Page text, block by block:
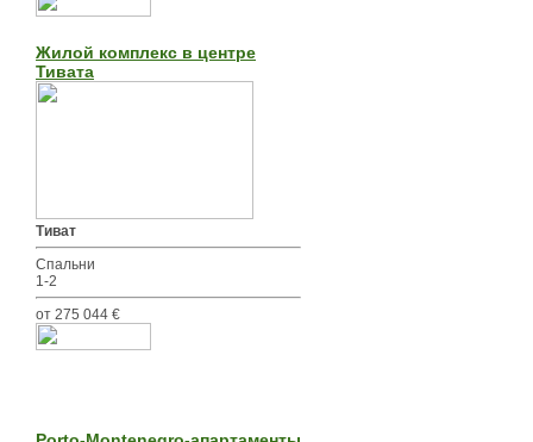
Жилой комплекс в центре
Тивата
Тиват
Спальни
1-2
от 275 044 €